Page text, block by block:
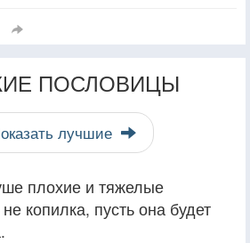
ПОСЛОВИЦЫ
лучшие
плохие и тяжелые
копилка, пусть она будет